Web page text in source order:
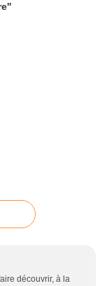
découvrir, à la